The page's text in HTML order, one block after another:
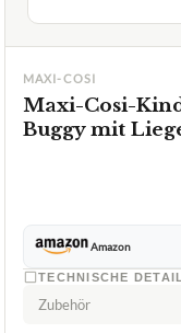
MAXI-COSI
Maxi-Cosi-
Buggy mit
Amazon
TECHNISCHE
Zubehör